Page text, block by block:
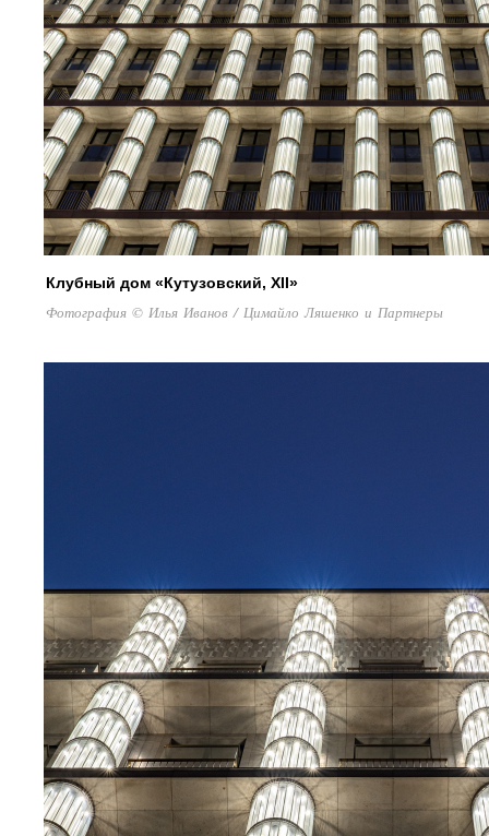
Клубный дом «Кутузовский, XII»
Фотография © Илья Иванов / Цимайло Ляшенко и Партнеры